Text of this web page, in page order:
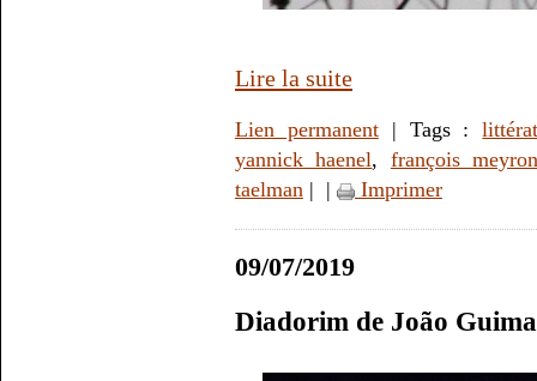
Lire la suite
Lien permanent| Tags :
yannick haenel, françois
taelman | | Imprimer
09/07/2019
Diadorim de João